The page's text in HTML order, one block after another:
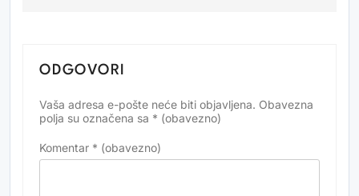
ODGOVORI
Vaša adresa e-pošte neće biti objavljena. Obavezna
polja su označena sa * (obavezno)
Komentar * (obavezno)
Alternative: